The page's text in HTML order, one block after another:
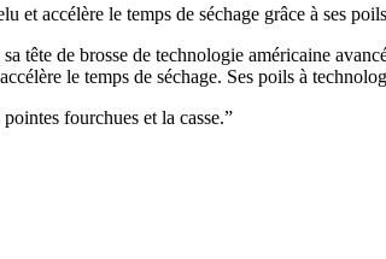
accélère le temps de séchage grâce à ses
tête de brosse de technologie américaine
le temps de séchage. Ses poils à
fourchues et la casse.”